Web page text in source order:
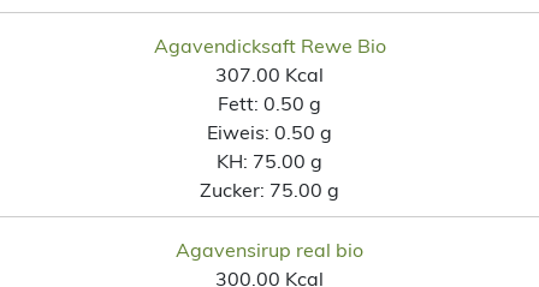
Agavendicksaft Rewe Bio
307.00 Kcal
Fett: 0.50 g
Eiweis: 0.50 g
KH: 75.00 g
Zucker: 75.00 g
Agavensirup real bio
300.00 Kcal